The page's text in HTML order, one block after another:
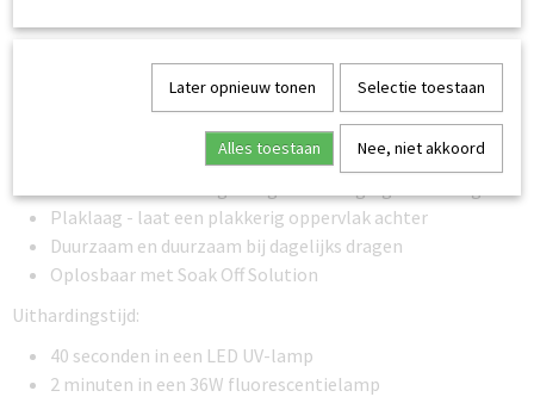
Middelmatige viscositeit - zelfnivellerende formule
Gemakkelijk aan te brengen
Plaklaag - laat een plakkerig oppervlak achter
Duurzaam en duurzaam bij dagelijks dragen
Oplosbaar met Soak Off Solution
Uithardingstijd:
40 seconden in een LED UV-lamp
2 minuten in een 36W fluorescentielamp
Later opnieuw tonen Selectie toestaan
Alles toestaan Nee, niet akkoord